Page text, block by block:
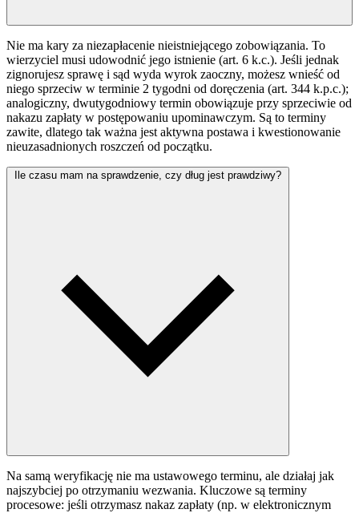
Nie ma kary za niezapłacenie nieistniejącego zobowiązania. To
wierzyciel musi udowodnić jego istnienie (art. 6 k.c.). Jeśli jednak
zignorujesz sprawę i sąd wyda wyrok zaoczny, możesz wnieść od
niego sprzeciw w terminie 2 tygodni od doręczenia (art. 344 k.p.c.);
analogiczny, dwutygodniowy termin obowiązuje przy sprzeciwie od
nakazu zapłaty w postępowaniu upominawczym. Są to terminy
zawite, dlatego tak ważna jest aktywna postawa i kwestionowanie
nieuzasadnionych roszczeń od początku.
Ile czasu mam na sprawdzenie, czy dług jest prawdziwy?
Na samą weryfikację nie ma ustawowego terminu, ale działaj jak
najszybciej po otrzymaniu wezwania. Kluczowe są terminy
procesowe: jeśli otrzymasz nakaz zapłaty (np. w elektronicznym